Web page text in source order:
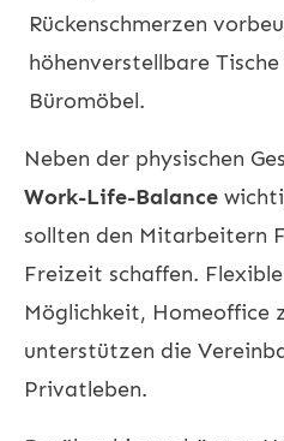
Rückenschmerzen
höhenverstellbare
Büromöbel.
Neben der physischen
Work-Life-Balance
sollten den Mitarbeitern
Freizeit schaffen.
Möglichkeit, Homeoffice
unterstützen die
Privatleben.